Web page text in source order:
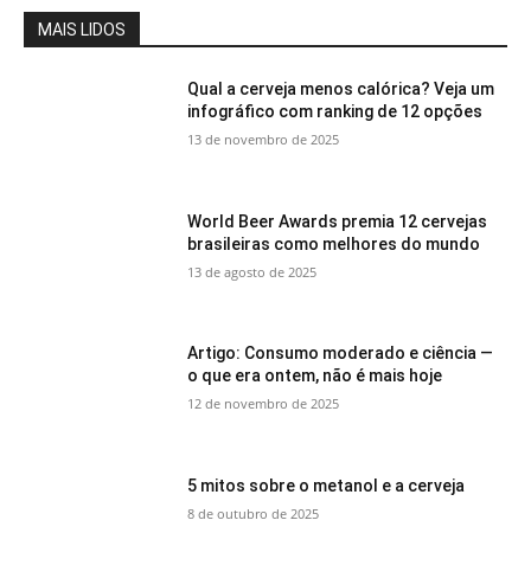
MAIS LIDOS
Qual a cerveja menos calórica? Veja um
infográfico com ranking de 12 opções
13 de novembro de 2025
World Beer Awards premia 12 cervejas
brasileiras como melhores do mundo
13 de agosto de 2025
Artigo: Consumo moderado e ciência —
o que era ontem, não é mais hoje
12 de novembro de 2025
5 mitos sobre o metanol e a cerveja
8 de outubro de 2025